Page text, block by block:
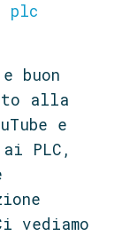
plc
buon
alla
e
PLC,
vediamo